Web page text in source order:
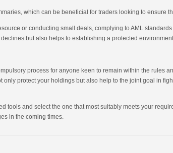
which can be beneficial for traders looking to ensure
or conducting small deals, complying to AML
but also helps to establishing a protected
process for anyone keen to remain within the rules
protect your holdings but also help to the joint goal in
tools and select the one that most suitably meets your
in the coming times.